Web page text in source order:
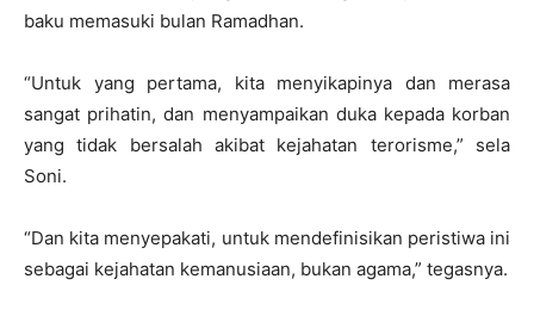
baku memasuki bulan Ramadhan.
“Untuk yang pertama, kita menyikapinya dan merasa
sangat prihatin, dan menyampaikan duka kepada korban
yang tidak bersalah akibat kejahatan terorisme,” sela
Soni.
“Dan kita menyepakati, untuk mendefinisikan peristiwa ini
sebagai kejahatan kemanusiaan, bukan agama,” tegasnya.